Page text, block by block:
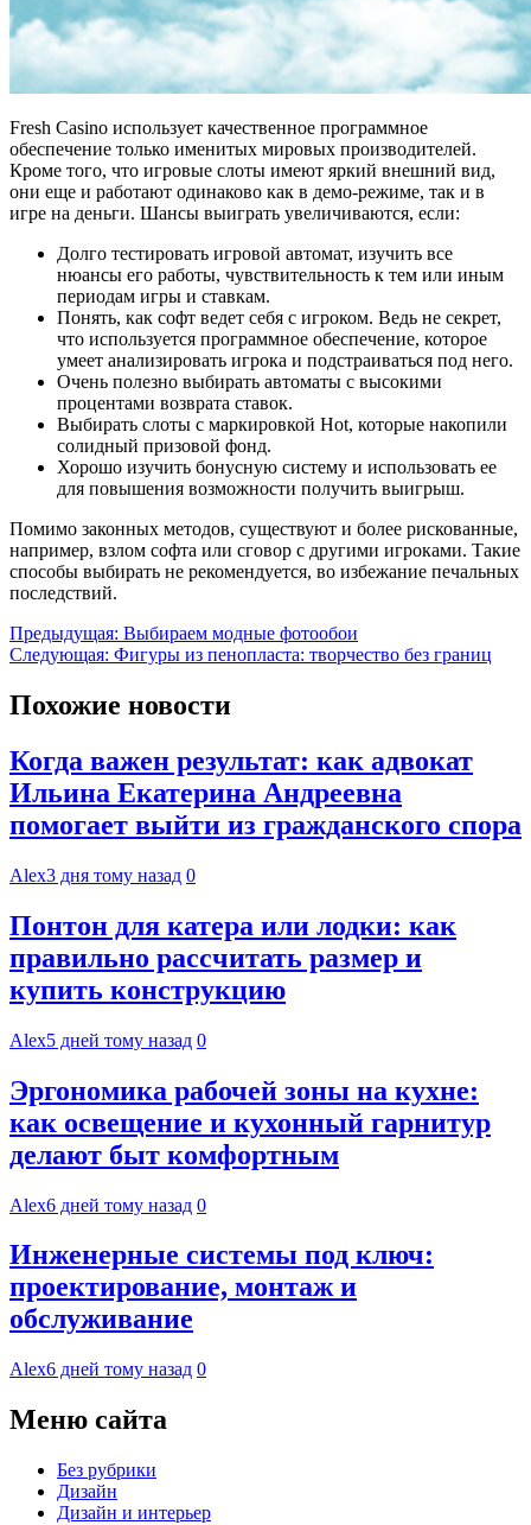
Fresh Casino использует качественное программное
обеспечение только именитых мировых производителей.
Кроме того, что игровые слоты имеют яркий внешний вид,
они еще и работают одинаково как в демо-режиме, так и в
игре на деньги. Шансы выиграть увеличиваются, если:
Долго тестировать игровой автомат, изучить все
нюансы его работы, чувствительность к тем или иным
периодам игры и ставкам.
Понять, как софт ведет себя с игроком. Ведь не секрет,
что используется программное обеспечение, которое
умеет анализировать игрока и подстраиваться под него.
Очень полезно выбирать автоматы с высокими
процентами возврата ставок.
Выбирать слоты с маркировкой Hot, которые накопили
солидный призовой фонд.
Хорошо изучить бонусную систему и использовать ее
для повышения возможности получить выигрыш.
Помимо законных методов, существуют и более рискованные,
например, взлом софта или сговор с другими игроками. Такие
способы выбирать не рекомендуется, во избежание печальных
последствий.
Навигация
по
записям
Предыдущая: Выбираем модные фотообои
Следующая: Фигуры из пенопласта: творчество без границ
Похожие новости
Когда важен результат: как адвокат
Ильина Екатерина Андреевна
помогает выйти из гражданского спора
Alex3 дня тому назад 0
Понтон для катера или лодки: как
правильно рассчитать размер и
купить конструкцию
Alex5 дней тому назад 0
Эргономика рабочей зоны на кухне:
как освещение и кухонный гарнитур
делают быт комфортным
Alex6 дней тому назад 0
Инженерные системы под ключ:
проектирование, монтаж и
обслуживание
Alex6 дней тому назад 0
Меню сайта
Без рубрики
Дизайн
Дизайн и интерьер